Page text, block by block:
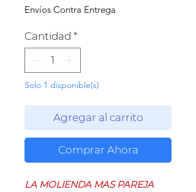
Envíos Contra Entrega
Cantidad *
Solo 1 disponible(s)
Agregar al carrito
Comprar Ahora
LA MOLIENDA MAS PAREJA